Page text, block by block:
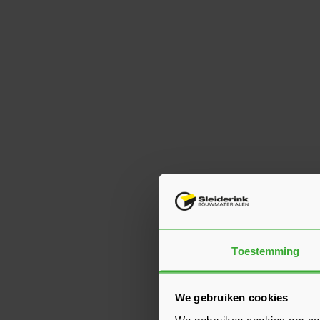
Toestemming
We gebruiken cookies